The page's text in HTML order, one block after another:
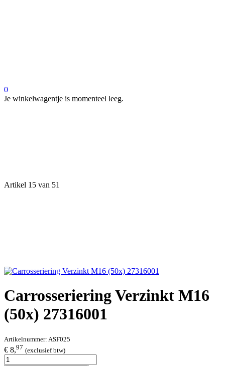
0
Je winkelwagentje is momenteel leeg.
Artikel 15 van 51
Carrosseriering Verzinkt M16
(50x) 27316001
Artikelnummer: ASF025
€ 8,97 (exclusief btw)